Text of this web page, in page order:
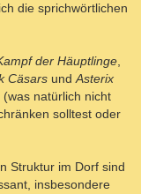
die sprichwörtlichen
der Häuptlinge,
Cäsars undAsterix
natürlich nicht
solltest oder
Struktur im Dorf sind
insbesondere